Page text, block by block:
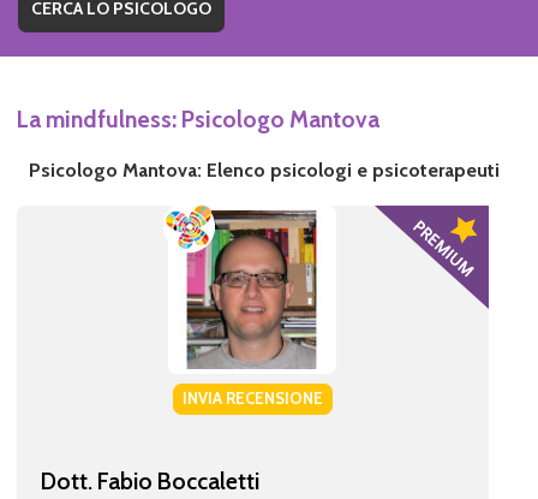
La mindfulness: Psicologo Mantova
Psicologo Mantova: Elenco psicologi e psicoterapeuti
INVIA RECENSIONE
Dott. Fabio Boccaletti